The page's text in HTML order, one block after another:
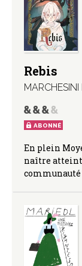
Rebis
ABONNÉ
En plein
naître atteint